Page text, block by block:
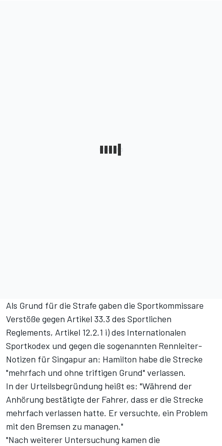
Als Grund für die Strafe gaben die Sportkommissare
Verstöße gegen Artikel 33.3 des Sportlichen
Reglements, Artikel 12.2.1 i) des Internationalen
Sportkodex und gegen die sogenannten Rennleiter-
Notizen für Singapur an: Hamilton habe die Strecke
"mehrfach und ohne triftigen Grund" verlassen.
In der Urteilsbegründung heißt es: "Während der
Anhörung bestätigte der Fahrer, dass er die Strecke
mehrfach verlassen hatte. Er versuchte, ein Problem
mit den Bremsen zu managen."
"Nach weiterer Untersuchung kamen die